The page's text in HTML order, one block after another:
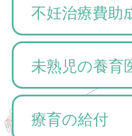
不妊治療費助
未熟児の養育
療育の給付